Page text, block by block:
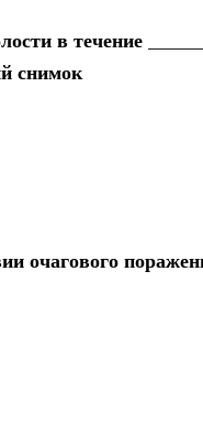
в течение
снимок
очагового